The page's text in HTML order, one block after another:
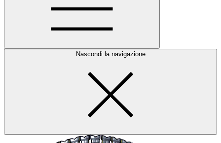
Nascondi la navigazione